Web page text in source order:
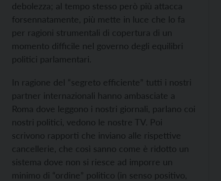
debolezza; al tempo stesso però più attacca
forsennatamente, più mette in luce che lo fa
per ragioni strumentali di copertura di un
momento difficile nel governo degli equilibri
politici parlamentari.
In ragione del “segreto efficiente” tutti i nostri
partner internazionali hanno ambasciate a
Roma dove leggono i nostri giornali, parlano coi
nostri politici, vedono le nostre TV. Poi
scrivono rapporti che inviano alle rispettive
cancellerie, che così sanno come è ridotto un
sistema dove non si riesce ad imporre un
minimo di “ordine” politico (in senso positivo,